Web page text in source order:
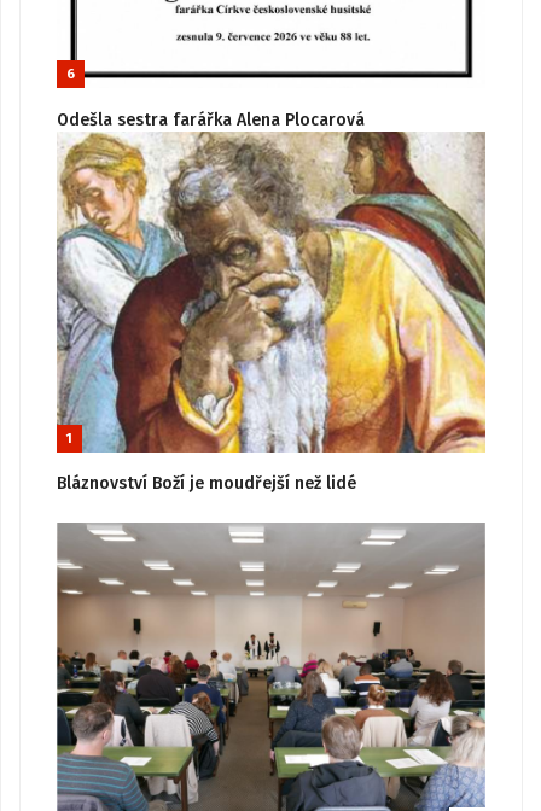
6
Odešla sestra farářka Alena Plocarová
1
Bláznovství Boží je moudřejší než lidé